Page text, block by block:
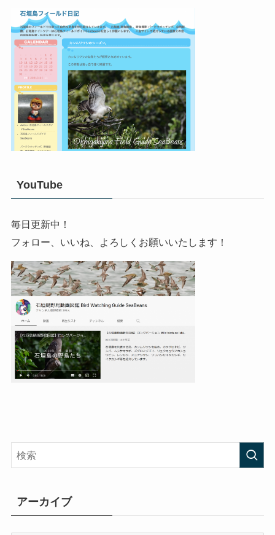
YouTube
毎日更新中！
フォロー、いいね、よろしくお願いいたします！
アーカイブ